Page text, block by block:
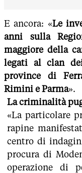
E ancora: «Le
anni sulla
maggiore della
legati al clan
province di
Rimini e Parma».
La criminalità
«La particolare
rapine
centro di
procura di
operazione di